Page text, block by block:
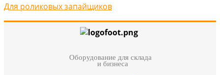
Для роликовых запайщиков
Оборудование для склада
и бизнеса